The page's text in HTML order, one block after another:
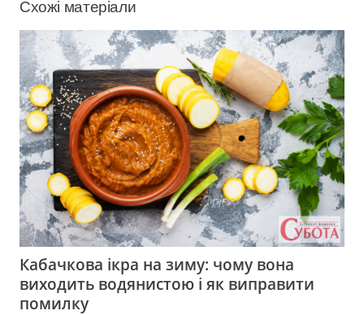
Схожі матеріали
Кабачкова ікра на зиму: чому вона
виходить водянистою і як виправити
помилку